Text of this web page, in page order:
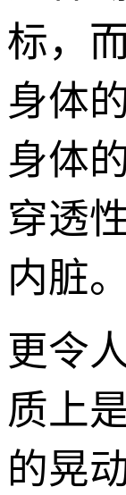
标，
身体
身体
穿透
内脏。
更令
质上
的晃